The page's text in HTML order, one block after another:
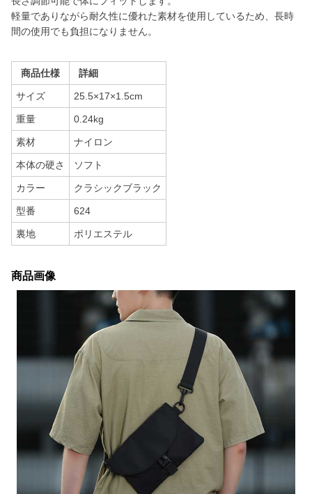
軽量でありながら耐久性に優れた素材を使用しているため、長時
間の使用でも負担になりません。
商品仕様 詳細
サイズ 25.5×17×1.5cm
重量 0.24kg
素材 ナイロン
本体の硬さ ソフト
カラー クラシックブラック
型番 624
裏地 ポリエステル
商品画像